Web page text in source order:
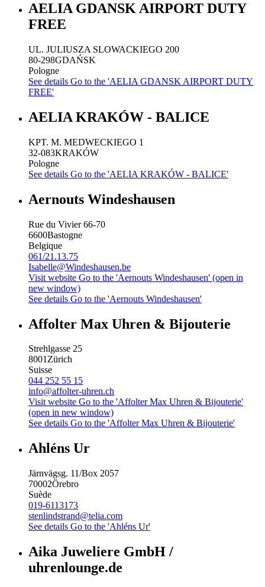
AELIA GDANSK AIRPORT DUTY
FREE
UL. JULIUSZA SLOWACKIEGO 200
80-298GDAŃSK
Pologne
See details Go to the 'AELIA GDANSK AIRPORT DUTY
FREE'
AELIA KRAKÓW - BALICE
KPT. M. MEDWECKIEGO 1
32-083KRAKÓW
Pologne
See details Go to the 'AELIA KRAKÓW - BALICE'
Aernouts Windeshausen
Rue du Vivier 66-70
6600Bastogne
Belgique
061/21.13.75
Isabelle@Windeshausen.be
Visit website Go to the 'Aernouts Windeshausen' (open in
new window)
See details Go to the 'Aernouts Windeshausen'
Affolter Max Uhren & Bijouterie
Strehlgasse 25
8001Zürich
Suisse
044 252 55 15
info@affolter-uhren.ch
Visit website Go to the 'Affolter Max Uhren & Bijouterie'
(open in new window)
See details Go to the 'Affolter Max Uhren & Bijouterie'
Ahléns Ur
Järnvägsg. 11/Box 2057
70002Örebro
Suède
019-6113173
stenlindstrand@telia.com
See details Go to the 'Ahléns Ur'
Aika Juweliere GmbH /
uhrenlounge.de